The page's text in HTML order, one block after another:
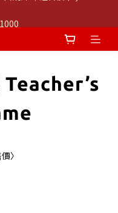
口說課 ｜組合價 $1,999
Teacher’s
〉